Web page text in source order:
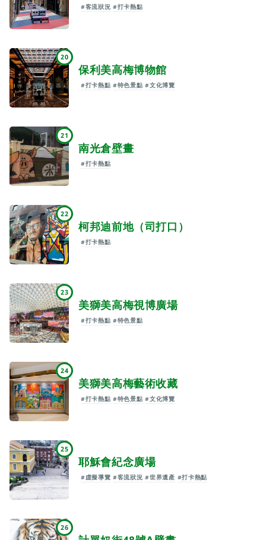
#客流狀況 #打卡熱點
20
保利美高梅博物館
#打卡熱點 #特色景點 #文化博覽
21
南光倉壁畫
#打卡熱點
22
柯邦迪前地（司打口）
#打卡熱點
23
美獅美高梅視博廣場
#打卡熱點 #特色景點
24
美獅美高梅藝術收藏
#打卡熱點 #特色景點 #文化博覽
25
耶穌會紀念廣場
#虛擬導覽 #客流狀況 #世界遺產 #打卡熱點
26